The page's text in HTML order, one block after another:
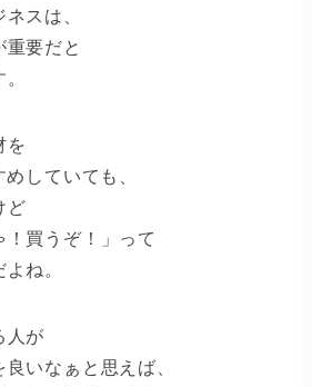
スは、
要だと
を
していても、
ど
買うぞ！」って
ね。
人が
いなぁと思えば、